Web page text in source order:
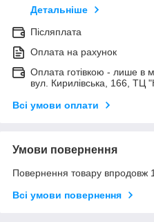
Детальніше
Післяплата
Оплата на рахунок
Оплата готівкою - лише в
вул. Кирилівська, 166, ТЦ
Всі умови оплати
Умови повернення
Повернення товару впродовж
Всі умови повернення